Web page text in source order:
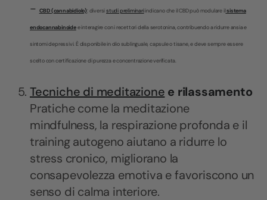
- CBD (cannabidiolo): diversistudi preliminariindicano che il CBD può modulare ilsistema
endocannabinoidee interagire con i recettori della serotonina, contribuendo a ridurre ansia e
sintomi depressivi. È disponibile in olio sublinguale, capsule o tisane, e deve sempre essere
scelto con certificazione di purezza e concentrazione verificata.
Tecniche di meditazione e rilassamento
Pratiche come la meditazione
mindfulness, la respirazione profonda e il
training autogeno aiutano a ridurre lo
stress cronico, migliorano la
consapevolezza emotiva e favoriscono un
senso di calma interiore.